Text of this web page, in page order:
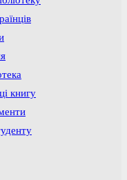
книгу